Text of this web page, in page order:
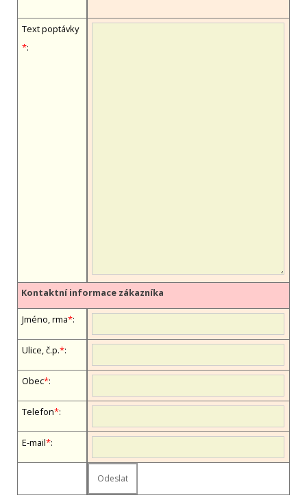
Text poptávky
*:
Kontaktní informace zákazníka
Jméno, firma*:
Ulice, č.p.*:
Obec*:
Telefon*:
E-mail*: